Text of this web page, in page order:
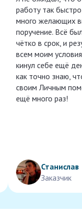
работу так
много желающих
поручение. Всё
чётко в срок, и
всем моим
кинул себе ещё
как точно знаю,
своим Личным
ещё много раз!
Станислав
Заказчик